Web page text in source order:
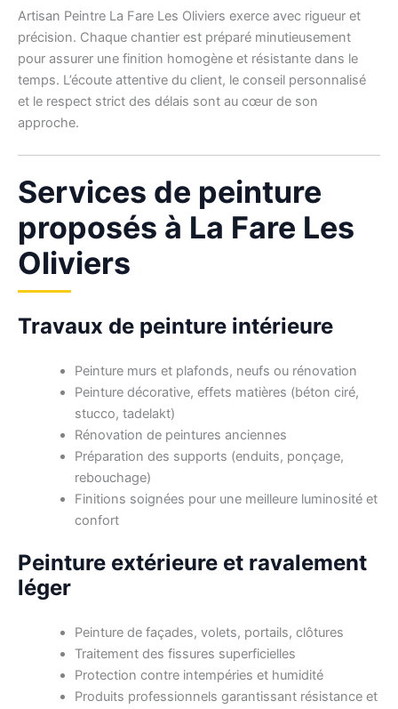
Artisan Peintre La Fare Les Oliviers exerce avec rigueur et
précision. Chaque chantier est préparé minutieusement
pour assurer une finition homogène et résistante dans le
temps. L’écoute attentive du client, le conseil personnalisé
et le respect strict des délais sont au cœur de son
approche.
Services de peinture
proposés à La Fare Les
Oliviers
Travaux de peinture intérieure
Peinture murs et plafonds, neufs ou rénovation
Peinture décorative, effets matières (béton ciré,
stucco, tadelakt)
Rénovation de peintures anciennes
Préparation des supports (enduits, ponçage,
rebouchage)
Finitions soignées pour une meilleure luminosité et
confort
Peinture extérieure et ravalement
léger
Peinture de façades, volets, portails, clôtures
Traitement des fissures superficielles
Protection contre intempéries et humidité
Produits professionnels garantissant résistance et